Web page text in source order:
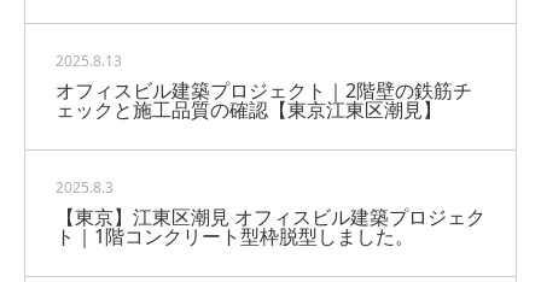
2025.8.13
オフィスビル建築プロジェクト｜2階壁の鉄筋チ
ェックと施工品質の確認【東京江東区潮見】
2025.8.3
【東京】江東区潮見 オフィスビル建築プロジェク
ト｜1階コンクリート型枠脱型しました。